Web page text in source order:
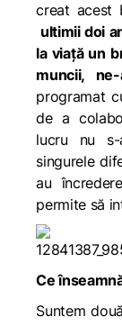
creat acest
ultimii doi
la viață un
muncii,
programat
de a
lucru nu
singurele
au
permite să
Ce
Suntem